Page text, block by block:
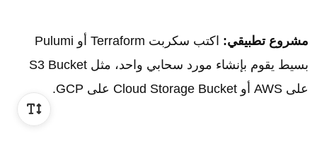
مشروع تطبيقي:
اكتب سكربت Terraform أو Pulumi
بسيط يقوم بإنشاء مورد سحابي واحد، مثل S3 Bucket
على AWS أو Cloud Storage Bucket على GCP.